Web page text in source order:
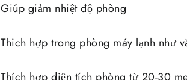
Giúp giảm nhiệt độ phòng
Thich hợp trong phòng máy lạnh như